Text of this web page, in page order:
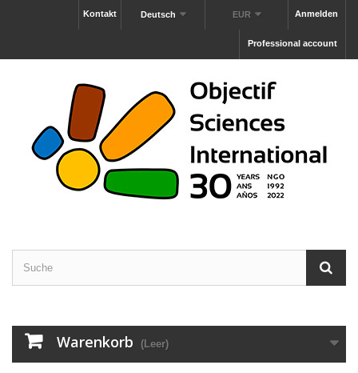
Anmelden
EUR
Deutsch
Kontakt
Professional account
Warenkorb (Leer)